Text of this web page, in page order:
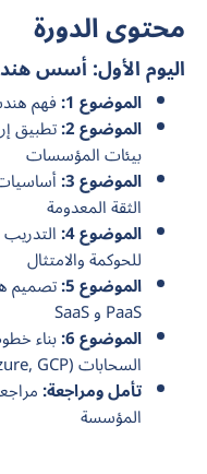
محتوى الدورة
اليوم الأول: أسس
الموضوع 1: فهم
الموضوع 2:
بيئات المؤسسات
الموضوع 3:
الثقة المعدومة
الموضوع 4:
للحوكمة والامتثال
الموضوع 5:
PaaS و SaaS
الموضوع 6: بناء
السحابات (AWS, Azure, GCP)
تأمل ومراجعة:
المؤسسة